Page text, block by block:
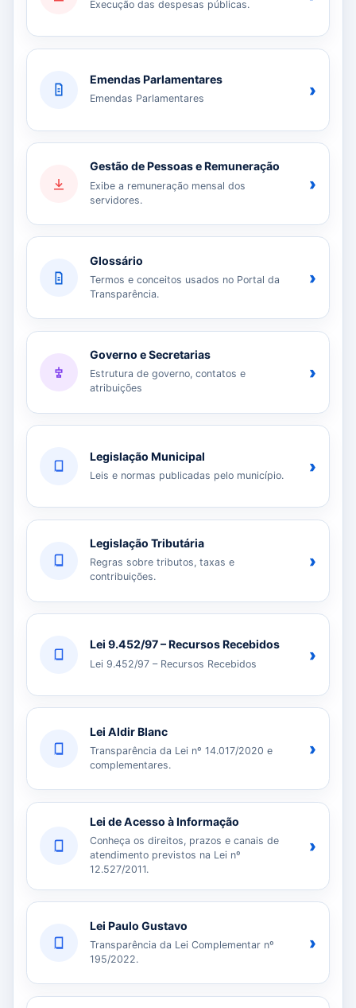
Execução das despesas públicas.
Emendas Parlamentares
Emendas Parlamentares ›
Gestão de Pessoas e Remuneração
Exibe a remuneração mensal dos
servidores.
›
Glossário
Termos e conceitos usados no Portal da
Transparência.
›
Governo e Secretarias
Estrutura de governo, contatos e
atribuições
›
Legislação Municipal
Leis e normas publicadas pelo município. ›
Legislação Tributária
Regras sobre tributos, taxas e
contribuições.
›
Lei 9.452/97 – Recursos Recebidos
Lei 9.452/97 – Recursos Recebidos ›
Lei Aldir Blanc
Transparência da Lei nº 14.017/2020 e
complementares.
›
Lei de Acesso à Informação
Conheça os direitos, prazos e canais de
atendimento previstos na Lei nº
12.527/2011.
›
Lei Paulo Gustavo
Transparência da Lei Complementar nº
195/2022.
›